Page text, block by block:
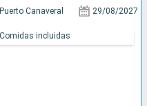
Puerto Canaveral 29/08/2027
Comidas incluidas